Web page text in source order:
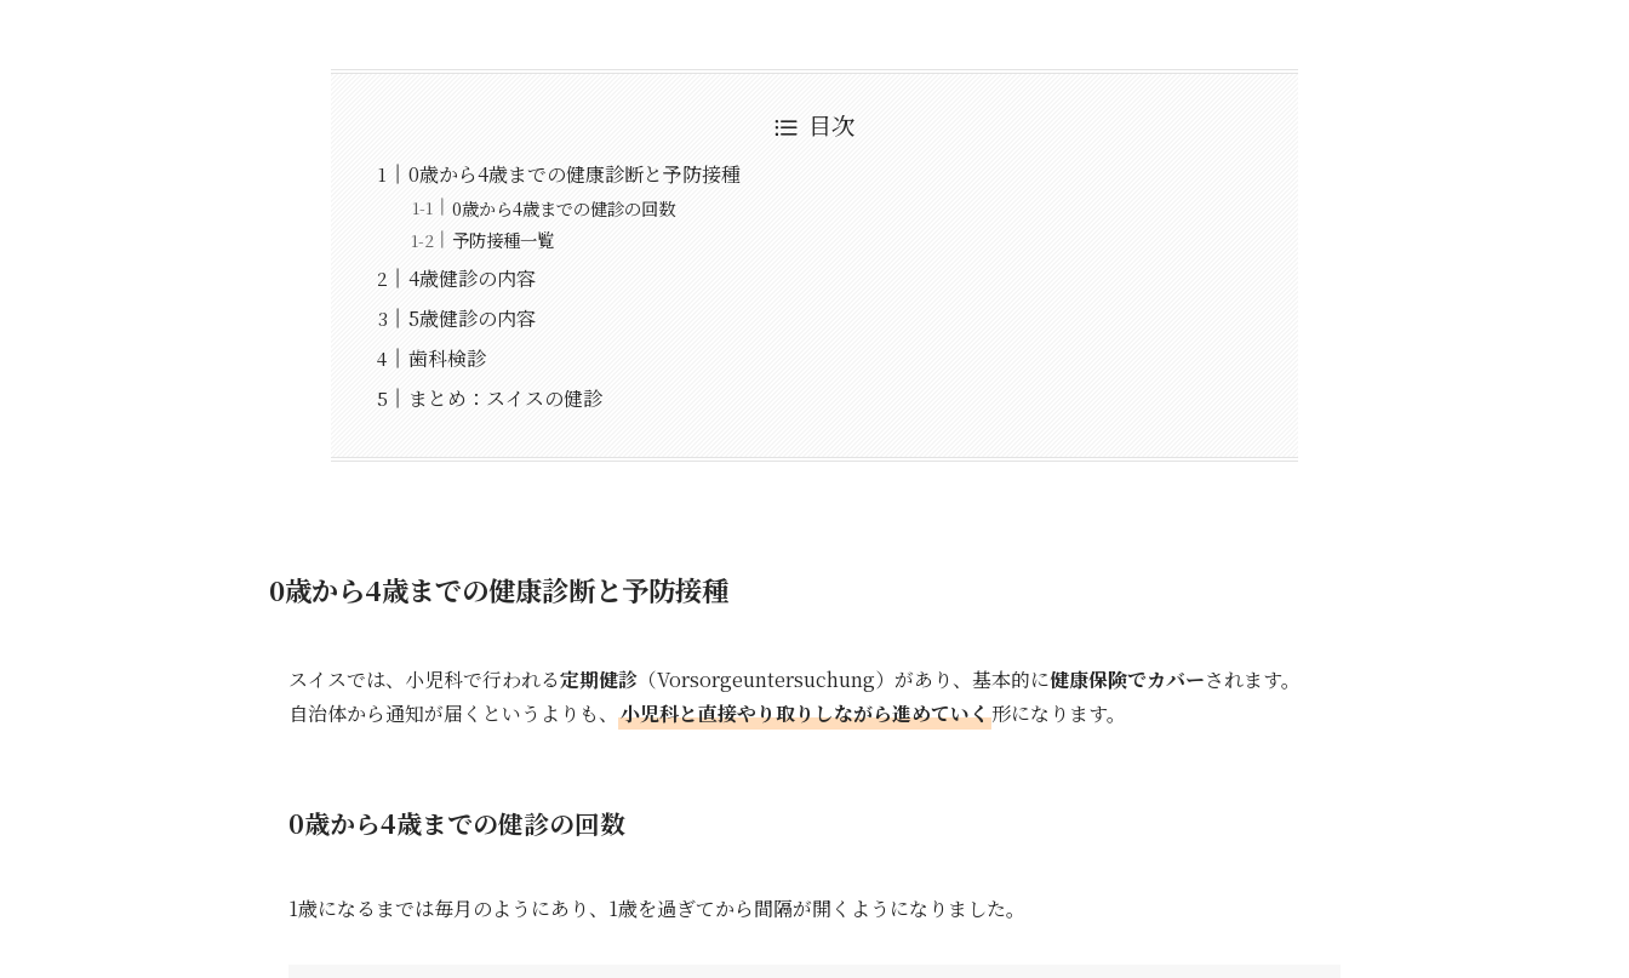
目次
0歳から4歳までの健康診断と予防接種
0歳から4歳までの健診の回数
予防接種一覧
4歳健診の内容
5歳健診の内容
歯科検診
まとめ：スイスの健診
0歳から4歳までの健康診断と予防接種
スイスでは、小児科で行われる定期健診 （Vorsorgeuntersuchung）があり、基本的に健康保険でカバーされます。
自治体から通知が届くというよりも、 小児科と直接やり取りしながら進めていく形になります。
0歳から4歳までの健診の回数
1歳になるまでは毎月のようにあり、1歳を過ぎてから間隔が開くようになりました。